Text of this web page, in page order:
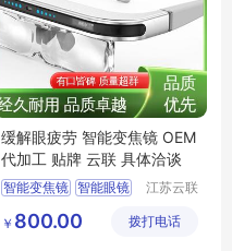
缓解眼疲劳 智能变焦镜 OEM
代加工 贴牌 云联 具体洽谈
智能变焦镜 智能眼镜
智能近视镜
江苏云联
装备有限
￥ 800.00 拨打电话